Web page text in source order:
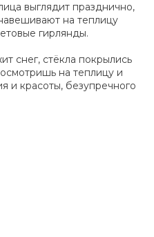
выглядит празднично,
на теплицу
гирлянды.
снег, стёкла покрылись
на теплицу и
и красоты, безупречного